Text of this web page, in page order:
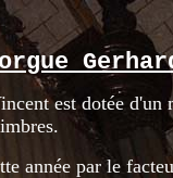
est dotée
année par le